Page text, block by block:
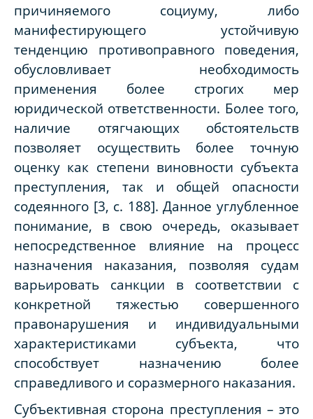
причиняемого социуму, либо
манифестирующего устойчивую
тенденцию противоправного поведения,
обусловливает необходимость
применения более строгих мер
юридической ответственности. Более того,
наличие отягчающих обстоятельств
позволяет осуществить более точную
оценку как степени виновности субъекта
преступления, так и общей опасности
содеянного [3, c. 188]. Данное углубленное
понимание, в свою очередь, оказывает
непосредственное влияние на процесс
назначения наказания, позволяя судам
варьировать санкции в соответствии с
конкретной тяжестью совершенного
правонарушения и индивидуальными
характеристиками субъекта, что
способствует назначению более
справедливого и соразмерного наказания.
Субъективная сторона преступления – это